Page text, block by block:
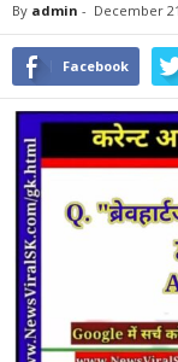
By admin - December
Facebook